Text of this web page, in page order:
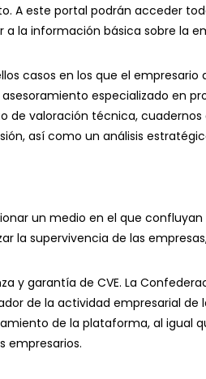
A este portal podrán acceder
a la información básica sobre la
casos en los que el
especializado en
de valoración técnica,
así como un análisis
un medio en el que
la supervivencia de las
y garantía de CVE. La
de la actividad empresarial de
de la plataforma, al igual
empresarios.